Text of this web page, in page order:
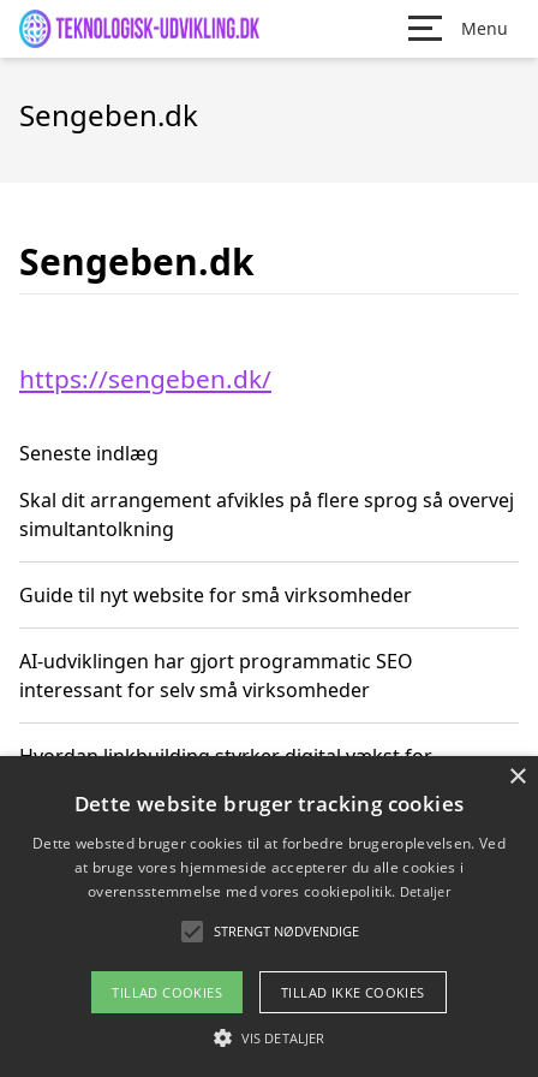
Menu
Sengeben.dk
Sengeben.dk
https://sengeben.dk/
Seneste indlæg
Skal dit arrangement afvikles på flere sprog så overvej
simultantolkning
Guide til nyt website for små virksomheder
AI-udviklingen har gjort programmatic SEO
interessant for selv små virksomheder
Hvordan linkbuilding styrker digital vækst for
Sådan har udviklingen inden for genbrug af elektronik
ændret sig
Copyright 2026 - Pilanto Aps
Om / kontakt
×
Dette website bruger tracking cookies
Dette websted bruger cookies til at forbedre brugeroplevelsen. Ved
at bruge vores hjemmeside accepterer du alle cookies i
overensstemmelse med vores cookiepolitik. Detaljer
STRENGT NØDVENDIGE
TILLAD COOKIES TILLAD IKKE COOKIES
VIS DETALJER